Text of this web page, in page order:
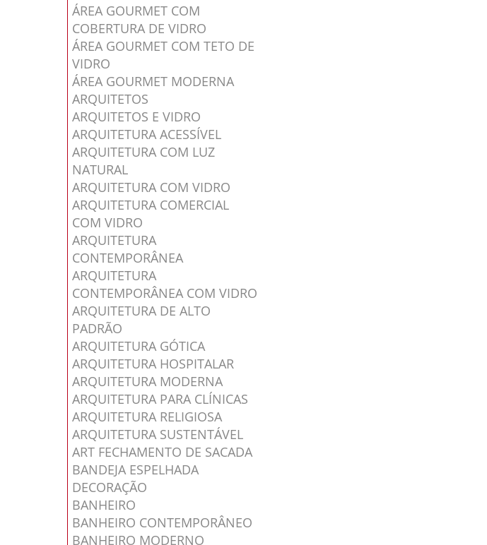
ÁREA GOURMET COM
COBERTURA DE VIDRO
ÁREA GOURMET COM TETO DE
VIDRO
ÁREA GOURMET MODERNA
ARQUITETOS
ARQUITETOS E VIDRO
ARQUITETURA ACESSÍVEL
ARQUITETURA COM LUZ
NATURAL
ARQUITETURA COM VIDRO
ARQUITETURA COMERCIAL
COM VIDRO
ARQUITETURA
CONTEMPORÂNEA
ARQUITETURA
CONTEMPORÂNEA COM VIDRO
ARQUITETURA DE ALTO
PADRÃO
ARQUITETURA GÓTICA
ARQUITETURA HOSPITALAR
ARQUITETURA MODERNA
ARQUITETURA PARA CLÍNICAS
ARQUITETURA RELIGIOSA
ARQUITETURA SUSTENTÁVEL
ART FECHAMENTO DE SACADA
BANDEJA ESPELHADA
DECORAÇÃO
BANHEIRO
BANHEIRO CONTEMPORÂNEO
BANHEIRO MODERNO